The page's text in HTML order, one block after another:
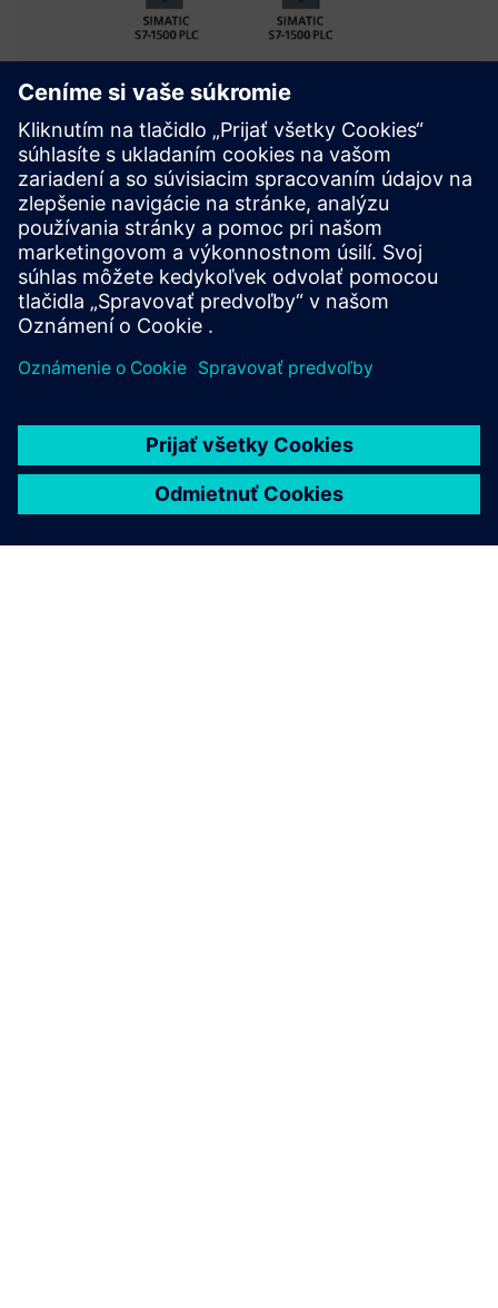
Streamlining PLC-Octalarm
Integration using Siemens PLCs
Tento prípad ukazuje, ako môžete úspešne riešiť výzvy
spojené s tradičnou integráciou PLC-Octalarm a poskytnúť
efektívnejšie, flexibilnejšie a bezpečnejšie riešenie.
Prečítajte si viac